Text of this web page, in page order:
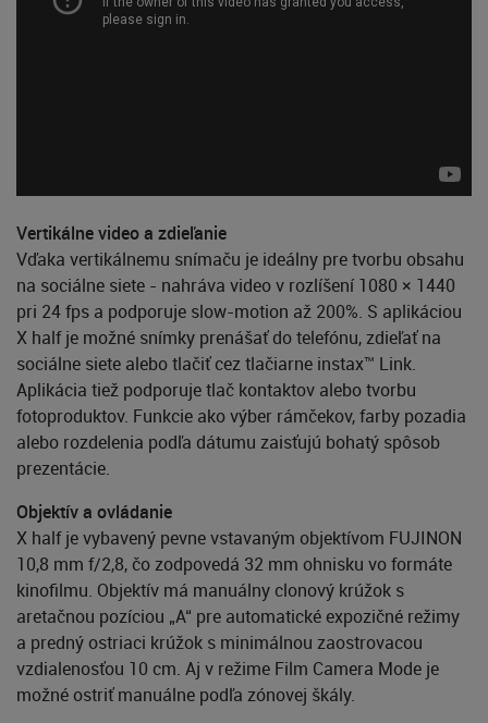
Vertikálne video a zdieľanie
Vďaka vertikálnemu snímaču je ideálny pre tvorbu obsahu
na sociálne siete - nahráva video v rozlíšení 1080 × 1440
pri 24 fps a podporuje slow-motion až 200%. S aplikáciou
X half je možné snímky prenášať do telefónu, zdieľať na
sociálne siete alebo tlačiť cez tlačiarne instax™ Link.
Aplikácia tiež podporuje tlač kontaktov alebo tvorbu
fotoproduktov. Funkcie ako výber rámčekov, farby pozadia
alebo rozdelenia podľa dátumu zaisťujú bohatý spôsob
prezentácie.
Objektív a ovládanie
X half je vybavený pevne vstavaným objektívom FUJINON
10,8 mm f/2,8, čo zodpovedá 32 mm ohnisku vo formáte
kinofilmu. Objektív má manuálny clonový krúžok s
aretačnou pozíciou „A“ pre automatické expozičné režimy
a predný ostriaci krúžok s minimálnou zaostrovacou
vzdialenosťou 10 cm. Aj v režime Film Camera Mode je
možné ostriť manuálne podľa zónovej škály.